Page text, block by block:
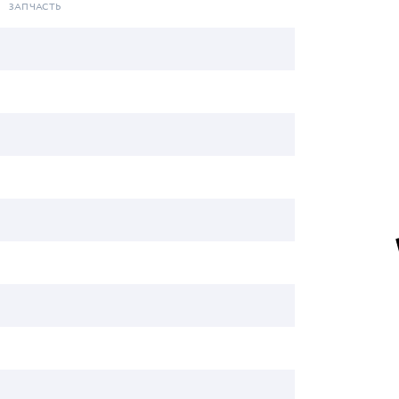
ЗАПЧАСТЬ